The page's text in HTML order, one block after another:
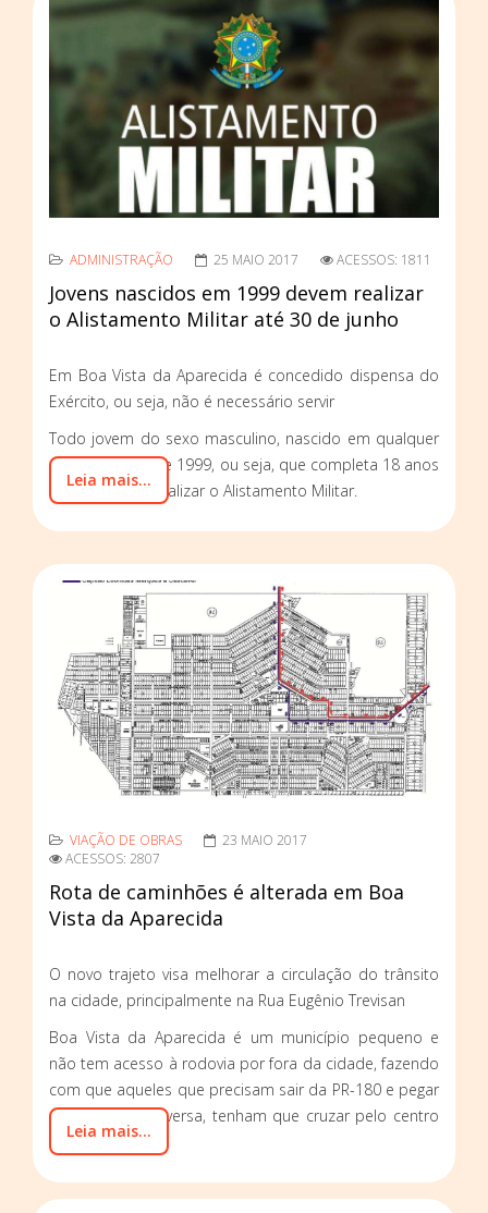
ADMINISTRAÇÃO 25 MAIO 2017 ACESSOS: 1811
Jovens nascidos em 1999 devem realizar
o Alistamento Militar até 30 de junho
Em Boa Vista da Aparecida é concedido dispensa do
Exército, ou seja, não é necessário servir
Todo jovem do sexo masculino, nascido em qualquer
época do ano de 1999, ou seja, que completa 18 anos
em 2017 deve realizar o Alistamento Militar.
Leia mais...
VIAÇÃO DE OBRAS
23 MAIO 2017
ACESSOS: 2807
Rota de caminhões é alterada em Boa
Vista da Aparecida
O novo trajeto visa melhorar a circulação do trânsito
na cidade, principalmente na Rua Eugênio Trevisan
Boa Vista da Aparecida é um município pequeno e
não tem acesso à rodovia por fora da cidade, fazendo
com que aqueles que precisam sair da PR-180 e pegar
a PR-484 e vice-versa, tenham que cruzar pelo centro
da cidade.
Leia mais...